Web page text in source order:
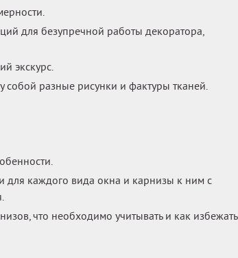
для безупречной работы декоратора,
экскурс.
собой разные рисунки и фактуры тканей.
для каждого вида окна и карнизы к ним с
что необходимо учитывать и как избежать